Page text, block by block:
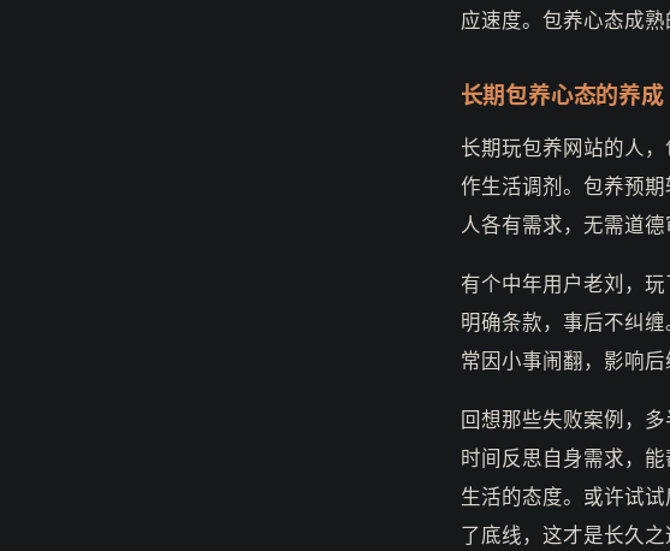
应速度。包养心态成
长期包养心态的养成
长期玩包养网站的人
作生活调剂。包养预
人各有需求，无需道
有个中年用户老刘，
明确条款，事后不纠
常因小事闹翻，影响后
回想那些失败案例，
时间反思自身需求，
生活的态度。或许试
了底线，这才是长久之